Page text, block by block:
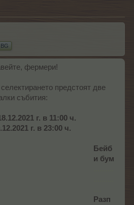
фермери!
предстоят две
събития:
г. в 11:00 ч.
г. в 23:00 ч.
Бейб
и бум
Разп